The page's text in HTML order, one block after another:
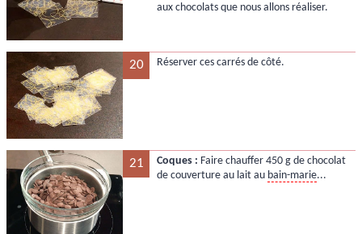
aux chocolats que nous allons réaliser.
20 Réserver ces carrés de côté.
21 Coques : Faire chauffer 450 g de chocolat
de couverture au lait au bain-marie...